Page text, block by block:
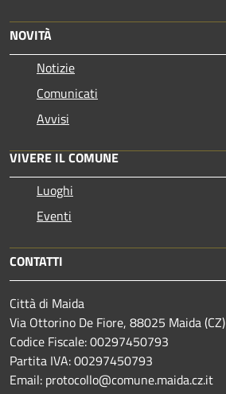
NOVITÀ
Notizie
Comunicati
Avvisi
VIVERE IL COMUNE
Luoghi
Eventi
CONTATTI
Città di Maida
Via Ottorino De Fiore, 88025 Maida (CZ)
Codice Fiscale: 00297450793
Partita IVA: 00297450793
Email: protocollo@comune.maida.cz.it